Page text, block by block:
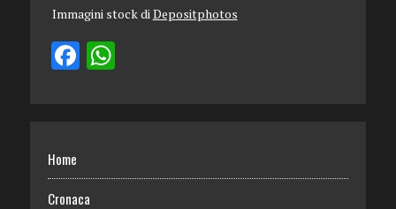
Immagini stock diDepositphotos
Home
Cronaca